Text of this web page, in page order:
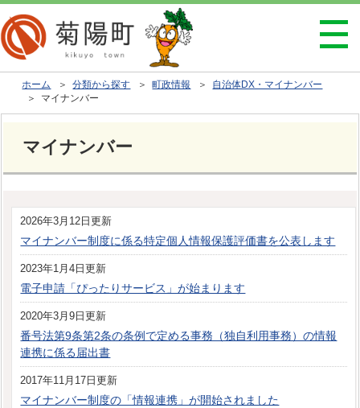
ホーム ＞分類から探す ＞町政情報 ＞ 自治体DX・マイナンバー
＞ マイナンバー
マイナンバー
2026年3月12日更新
マイナンバー制度に係る特定個人情報保護評価書を公表します
2023年1月4日更新
電子申請「ぴったりサービス」が始まります
2020年3月9日更新
番号法第9条第2条の条例で定める事務（独自利用事務）の情報
連携に係る届出書
2017年11月17日更新
マイナンバー制度の「情報連携」が開始されました